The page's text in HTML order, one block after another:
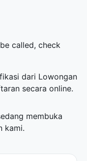
called, check
dari Lowongan
secara online.
membuka
kami.